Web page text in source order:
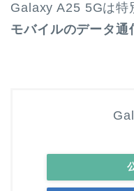
Galaxy A25 5Gは特
モバイルのデータ通